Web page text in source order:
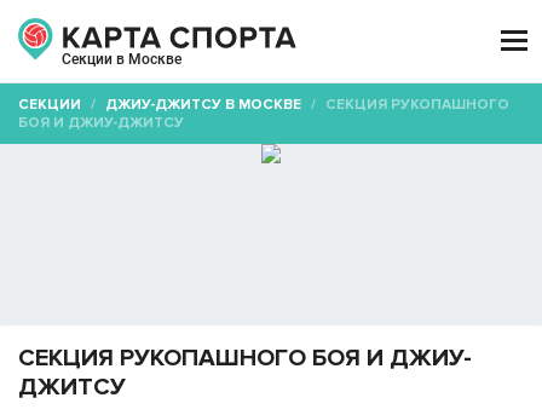
Секции в Москве

СЕКЦИИ / ДЖИУ-ДЖИТСУ В МОСКВЕ / СЕКЦИЯ РУКОПАШНОГО
БОЯ И ДЖИУ-ДЖИТСУ
СЕКЦИЯ РУКОПАШНОГО БОЯ И ДЖИУ-
ДЖИТСУ